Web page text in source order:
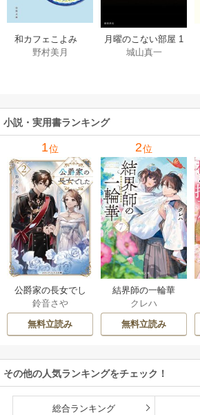
和カフェこよみ
五月くんの夏のお
野村美月
月曜のこない部屋 1
巻
城山真一
小説・実用書ランキング
1位
公爵家の長女でし
た
鈴音さや
無料立読み
2位
結界師の一輪華
クレハ
無料立読み
その他の人気ランキングをチェック！
総合ランキング